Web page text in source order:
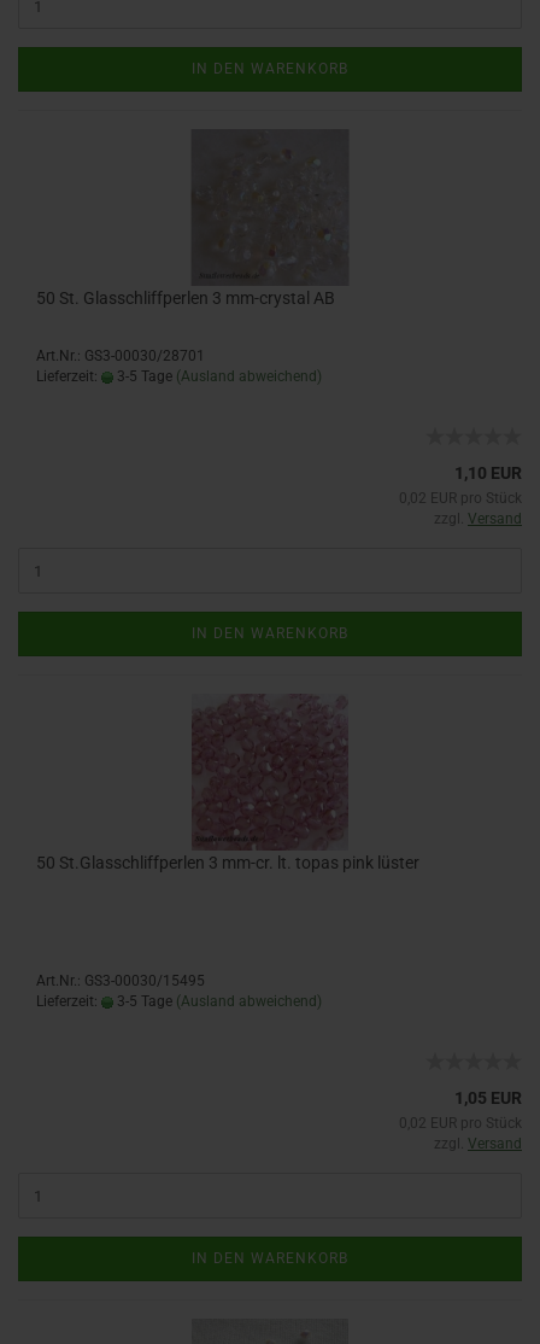
IN DEN WARENKORB
50 St. Glasschliffperlen 3 mm-crystal AB
Art.Nr.: GS3-00030/28701
Lieferzeit:
3-5 Tage (Ausland abweichend)
1,10 EUR
0,02 EUR pro Stück
zzgl. Versand
IN DEN WARENKORB
50 St.Glasschliffperlen 3 mm-cr. lt. topas pink lüster
Art.Nr.: GS3-00030/15495
Lieferzeit:
3-5 Tage (Ausland abweichend)
1,05 EUR
0,02 EUR pro Stück
zzgl. Versand
IN DEN WARENKORB